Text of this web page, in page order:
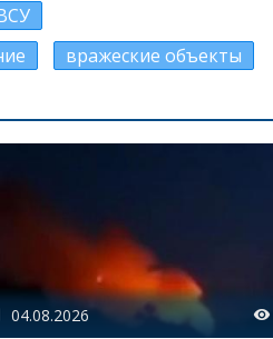
вражеские объекты
04.08.2026